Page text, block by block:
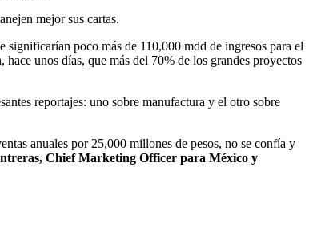
mejor sus cartas.
poco más de 110,000 mdd de ingresos para el
unos días, que más del 70% de los grandes proyectos
reportajes: uno sobre manufactura y el otro sobre
anuales por 25,000 millones de pesos, no se confía y
Chief Marketing Officer para México y